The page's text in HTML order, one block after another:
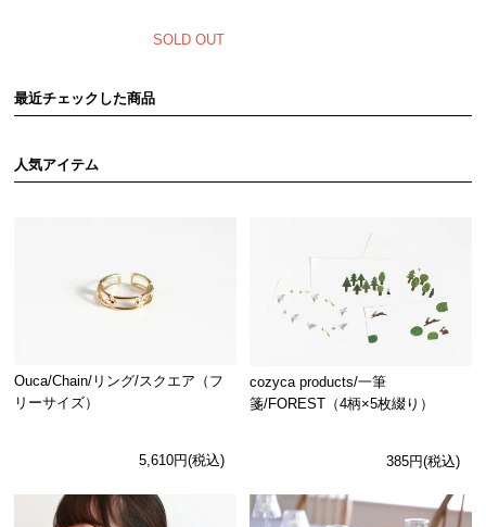
SOLD OUT
最近チェックした商品
人気アイテム
Ouca/Chain/リング/スクエア（フ
リーサイズ）
5,610円(税込)
cozyca products/一筆
箋/FOREST（4柄×5枚綴り）
385円(税込)